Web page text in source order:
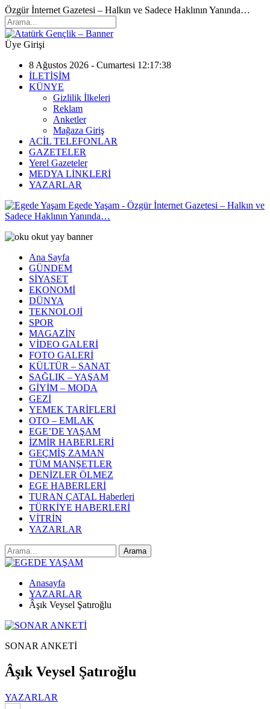
Özgür İnternet Gazetesi – Halkın ve Sadece Haklının Yanında…
Üye Girişi
8 Ağustos 2026 - Cumartesi 12:17:38
İLETİŞİM
KÜNYE
Gizlilik İlkeleri
Reklam
Anketler
Mağaza Giriş
ACİL TELEFONLAR
GAZETELER
Yerel Gazeteler
MEDYA LİNKLERİ
YAZARLAR
Egede Yaşam - Özgür İnternet Gazetesi – Halkın ve
Sadece Haklının Yanında…
Ana Sayfa
GÜNDEM
SİYASET
EKONOMİ
DÜNYA
TEKNOLOJİ
SPOR
MAGAZİN
VİDEO GALERİ
FOTO GALERİ
KÜLTÜR – SANAT
SAĞLIK – YAŞAM
GİYİM – MODA
GEZİ
YEMEK TARİFLERİ
OTO – EMLAK
EGE’DE YAŞAM
İZMİR HABERLERİ
GEÇMİŞ ZAMAN
TÜM MANŞETLER
DENİZLER ÖLMEZ
EGE HABERLERİ
TURAN ÇATAL Haberleri
TÜRKİYE HABERLERİ
VİTRİN
YAZARLAR
Anasayfa
YAZARLAR
Âşık Veysel Şatıroğlu
SONAR ANKETİ
Âşık Veysel Şatıroğlu
YAZARLAR